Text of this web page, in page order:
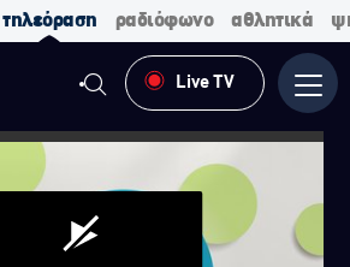
τηλεόραση ραδιόφωνο αθλητικά
Live TV